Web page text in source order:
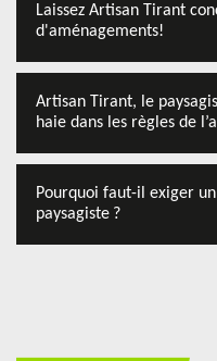
Laissez Artisan Tirant
d'aménagements!
Artisan Tirant, le
haie dans les règles de
Pourquoi faut-il exiger
paysagiste ?